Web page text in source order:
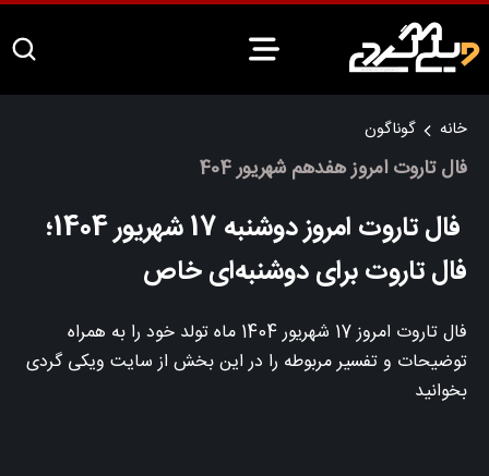
خانه گوناگون
فال تاروت امروز هفدهم شهریور 404
فال تاروت امروز دوشنبه 17 شهریور 1404؛
فال تاروت برای دوشنبه‌ای خاص
فال تاروت امروز 17 شهریور 1404 ماه تولد خود را به همراه
توضیحات و تفسیر مربوطه را در این بخش از سایت ویکی گردی
بخوانید